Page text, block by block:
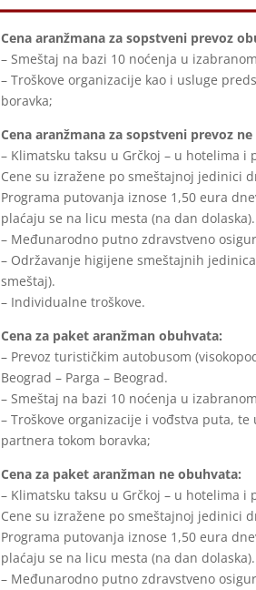
Cena aranžmana za sopstveni prevoz
– Smeštaj na bazi 10 noćenja u
– Troškove organizacije kao i usluge
boravka;
Cena aranžmana za sopstveni prevoz
– Klimatsku taksu u Grčkoj – u hotelima
Cene su izražene po smeštajnoj jedinici
Programa putovanja iznose 1,50 eura
plaćaju se na licu mesta (na dan dolaska).
– Međunarodno putno zdravstveno
– Održavanje higijene smeštajnih
smeštaj).
– Individualne troškove.
Cena za paket aranžman obuhvata:
– Prevoz turističkim autobusom
Beograd – Parga – Beograd.
– Smeštaj na bazi 10 noćenja u
– Troškove organizacije i vođstva puta,
partnera tokom boravka;
Cena za paket aranžman ne obuhvata:
– Klimatsku taksu u Grčkoj – u hotelima
Cene su izražene po smeštajnoj jedinici
Programa putovanja iznose 1,50 eura
plaćaju se na licu mesta (na dan dolaska).
– Međunarodno putno zdravstveno